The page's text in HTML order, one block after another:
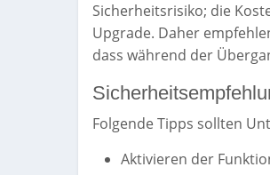
Sicherheitsrisiko; die
Upgrade. Daher
dass während der
Folgende Tipps sollten
Aktivieren der